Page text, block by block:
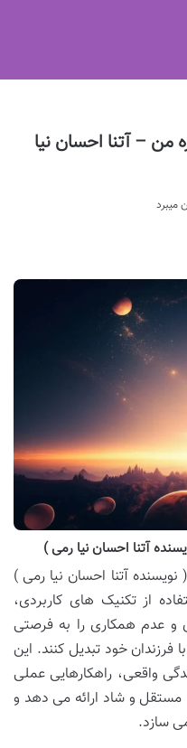
من – آتنا احسان نیا
آتنا احسان نیا رمی )
آتنا احسان نیا رمی )
از تکنیک های کاربردی،
و عدم همکاری را به فرصتی
فرزندان خود تبدیل کنند. این
واقعی، راهکارهایی عملی
مستقل و شاد ارائه می دهد و
سازد.